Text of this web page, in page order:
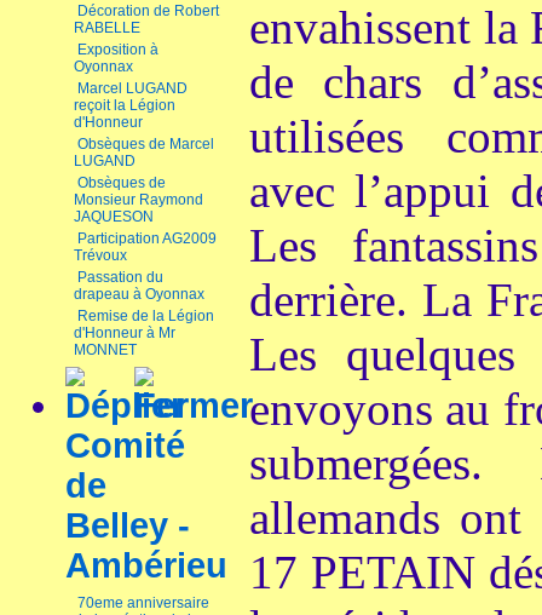
Décoration de Robert
RABELLE
Exposition à
Oyonnax
Marcel LUGAND
reçoit la Légion
d'Honneur
Obsèques de Marcel
LUGAND
Obsèques de
Monsieur Raymond
JAQUESON
Participation AG2009
Trévoux
Passation du
drapeau à Oyonnax
Remise de la Légion
d'Honneur à Mr
MONNET
Comité
de
Belley -
Ambérieu
70eme anniversaire
envahissent la
de chars
utilisées
avec l’appui
Les
derrière. La
Les
envoyons au
allemands
17 PETAIN